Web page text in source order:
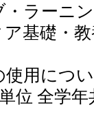
・ラーニ
基礎・
使用につ
位 全学年